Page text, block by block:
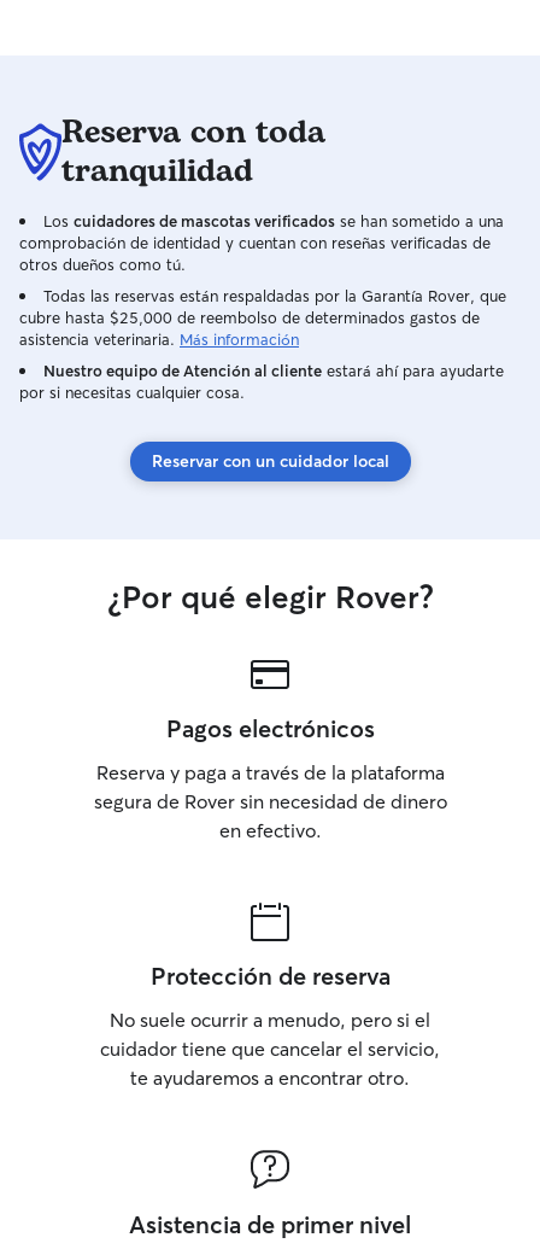
Reserva con toda
tranquilidad
Los cuidadores de mascotas verificados se han sometido a una
comprobación de identidad y cuentan con reseñas verificadas de
otros dueños como tú.
Todas las reservas están respaldadas por la Garantía Rover, que
cubre hasta $25,000 de reembolso de determinados gastos de
asistencia veterinaria. Más información
Nuestro equipo de Atención al cliente estará ahí para ayudarte
por si necesitas cualquier cosa.
Reservar con un cuidador local
¿Por qué elegir Rover?
Pagos electrónicos
Reserva y paga a través de la plataforma
segura de Rover sin necesidad de dinero
en efectivo.
Protección de reserva
No suele ocurrir a menudo, pero si el
cuidador tiene que cancelar el servicio,
te ayudaremos a encontrar otro.
Asistencia de primer nivel